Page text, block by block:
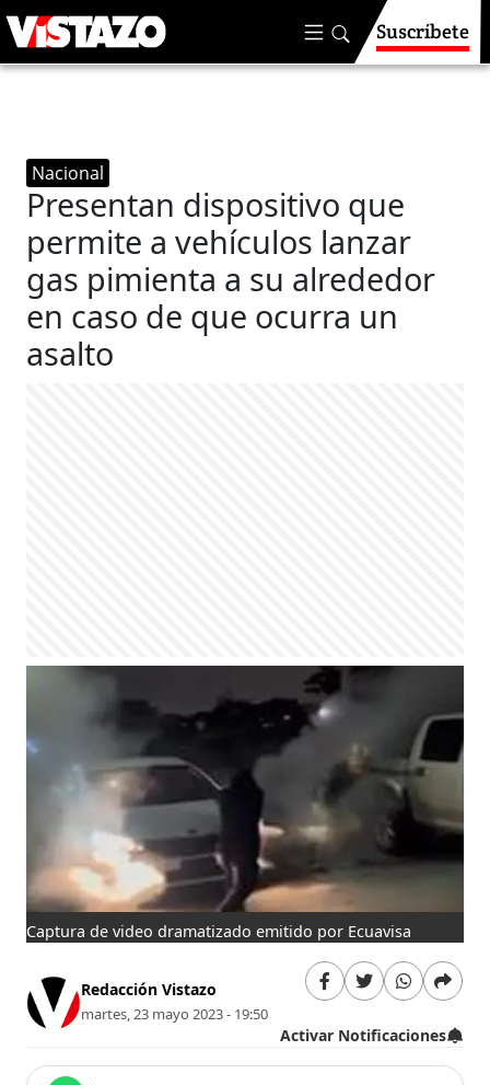
Suscríbete
Nacional
Presentan dispositivo que
permite a vehículos lanzar
gas pimienta a su alrededor
en caso de que ocurra un
asalto
Captura de video dramatizado emitido por Ecuavisa
Redacción Vistazo
martes, 23 mayo 2023 - 19:50
Activar Notificaciones